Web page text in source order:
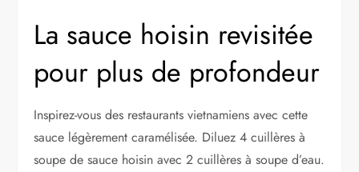
La sauce hoisin revisitée
pour plus de profondeur
Inspirez-vous des restaurants vietnamiens avec cette
sauce légèrement caramélisée. Diluez 4 cuillères à
soupe de sauce hoisin avec 2 cuillères à soupe d’eau.